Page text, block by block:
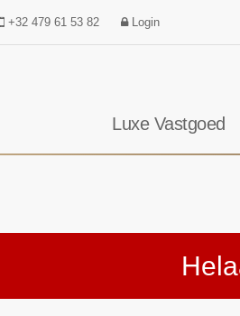
+32 479 61 53 82 Login
Luxe Vastgoed